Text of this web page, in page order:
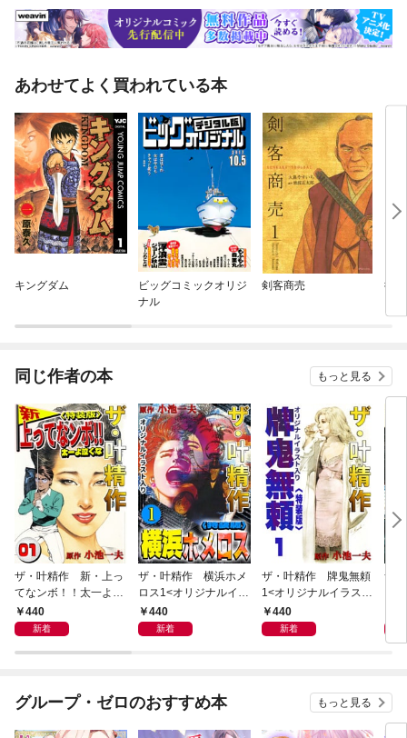
あわせてよく買われている本
キングダム
ビッグコミックオリジ
ナル
剣客商売 御
同じ作者の本 もっと見る
ザ・叶精作 新・上っ
てなンボ！！太一よ泣
くな1<特装版>
440
新着
ザ・叶精作 横浜ホメ
ロス1<オリジナルイラ
スト入り特装版>
440
新着
ザ・叶精作 牌鬼無頼
1<オリジナルイラスト
入り特装版>
440
新着
ザ
グループ・ゼロのおすすめ本 もっと見る